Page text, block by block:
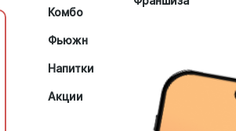
Комбо
Фьюжн
Напитки
Акции